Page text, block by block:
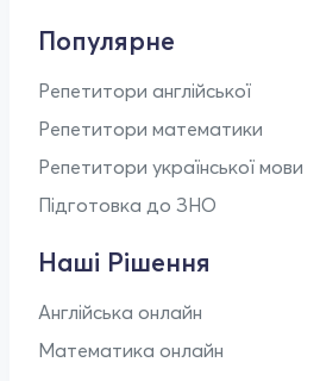
Популярне
Репетитори англійської
Репетитори математики
Репетитори української мови
Підготовка до ЗНО
Наші Рішення
Англійська онлайн
Математика онлайн